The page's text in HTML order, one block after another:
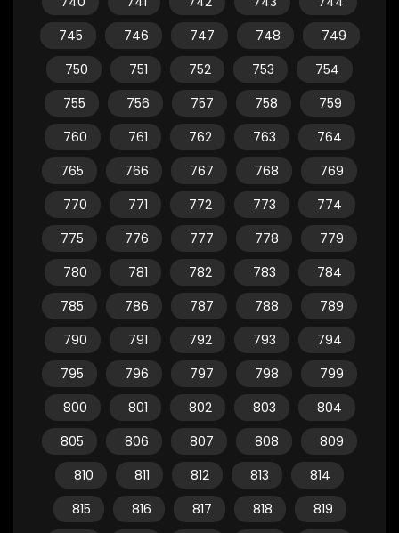
745
746 747 748
749
750
751 752 753
754
755
756 757 758
759
760
761 762 763
764
765
766 767 768
769
770
771 772 773
774
775
776 777 778
779
780
781 782 783
784
785
786 787 788
789
790
791 792 793
794
795
796 797 798
799
800
801 802 803
804
805
806 807 808
809
810
811 812 813
814
815
816 817 818
819